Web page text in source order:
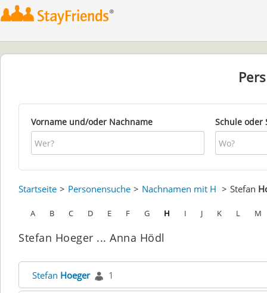
Vorname und/oder Nachname Schule oder
Startseite Personensuche Nachnamen mit H Stefan
A B C D E F G H I J K L M
Stefan Hoeger ... Anna Hödl
Stefan Hoeger 1